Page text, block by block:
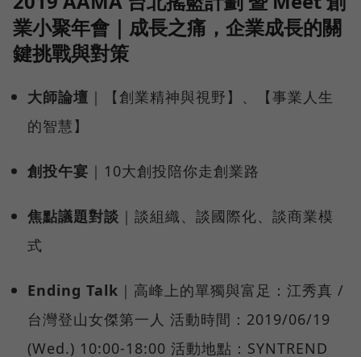
業小聚年會｜成長之痛，企業成長的關
鍵挑戰與對策
大師論壇 ｜【創業精神與視野】、【事業人生
的智慧】
創投午宴 ｜10大創投陪你走創業路
焦點議題對談 ｜談組織、談國際化、談商業模
式
Ending Talk ｜高峰上的單獨與富足：江秀真 /
台灣登山女傑第一人 活動時間：2019/06/19
(Wed.) 10:00-18:00 活動地點：SYNTREND